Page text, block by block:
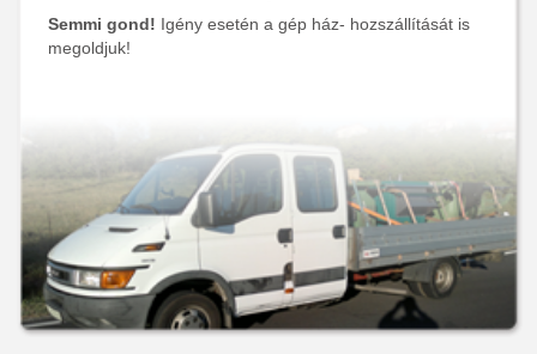
Semmi gond! Igény esetén a gép ház- hozszállítását is
megoldjuk!